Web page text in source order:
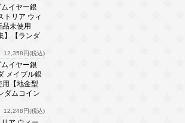
ムイヤー銀
トリア ウィ
品未使用
】【ランダ
12,358円(税込)
ムイヤー銀
メイプル銀
用【地金型
ダムコイン
12,248円(税込)